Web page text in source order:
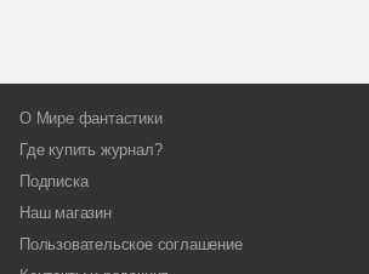
О Мире фантастики
Где купить журнал?
Подписка
Наш магазин
Пользовательское соглашение